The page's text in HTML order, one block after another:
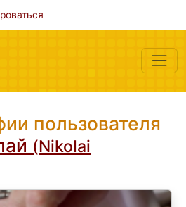
пользователя
(Nikolai